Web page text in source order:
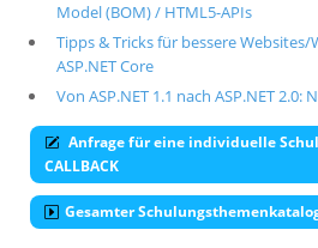
Model (BOM) / HTML5-APIs
Tipps & Tricks für bessere
ASP.NET Core
Von ASP.NET 1.1 nach ASP.NET 2.0:
Anfrage für eine individuelle
CALLBACK
Gesamter